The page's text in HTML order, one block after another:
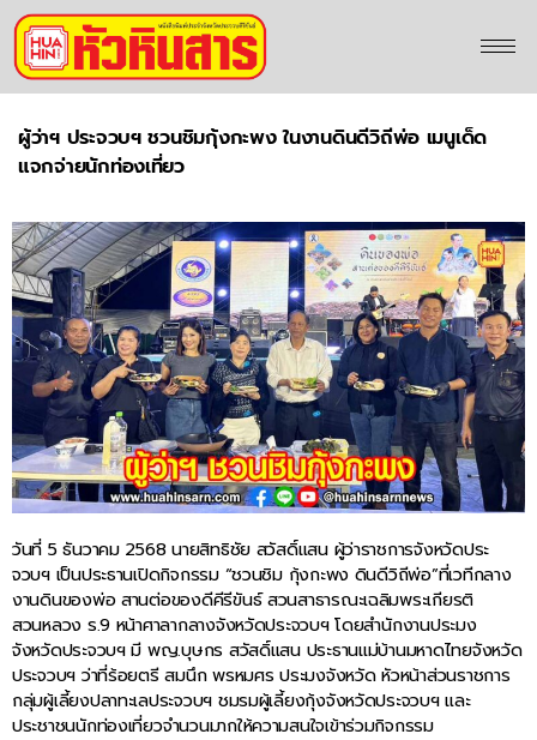
ผู้ว่าฯ ประจวบฯ ชวนชิมกุ้งกะพง ในงานดินดีวิถีพ่อ เมนูเด็ด
แจกจ่ายนักท่องเที่ยว
วันที่ 5 ธันวาคม 2568 นายสิทธิชัย สวัสดิ์แสน ผู้ว่าราชการจังหวัดประ
จวบฯ เป็นประธานเปิดกิจกรรม “ชวนชิม กุ้งกะพง ดินดีวิถีพ่อ”ที่เวทีกลาง
งานดินของพ่อ สานต่อของดีคีรีขันธ์ สวนสาธารณะเฉลิมพระเกียรติ
สวนหลวง ร.9 หน้าศาลากลางจังหวัดประจวบฯ โดยสำนักงานประมง
จังหวัดประจวบฯ มี พญ.บุษกร สวัสดิ์แสน ประธานแม่บ้านมหาดไทยจังหวัด
ประจวบฯ ว่าที่ร้อยตรี สมนึก พรหมศร ประมงจังหวัด หัวหน้าส่วนราชการ
กลุ่มผู้เลี้ยงปลาทะเลประจวบฯ ชมรมผู้เลี้ยงกุ้งจังหวัดประจวบฯ และ
ประชาชนนักท่องเที่ยวจำนวนมากให้ความสนใจเข้าร่วมกิจกรรม